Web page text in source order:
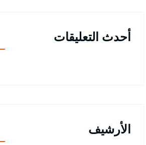
أحدث التعليقات
الأرشيف